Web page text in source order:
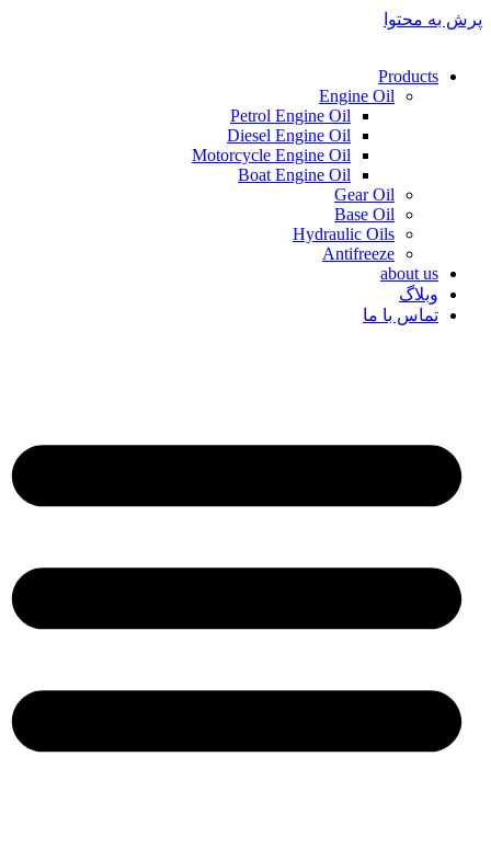
پرش به محتوا
Products
Engine Oil
Petrol Engine Oil
Diesel Engine Oil
Motorcycle Engine Oil
Boat Engine Oil
Gear Oil
Base Oil
Hydraulic Oils
Antifreeze
about us
وبلاگ
تماس با ما